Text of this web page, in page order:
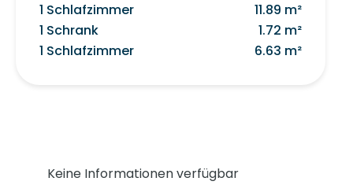
1 Schlafzimmer
11.89 m²
1 Schrank
1.72 m²
1 Schlafzimmer
6.63 m²
Keine Informationen verfügbar